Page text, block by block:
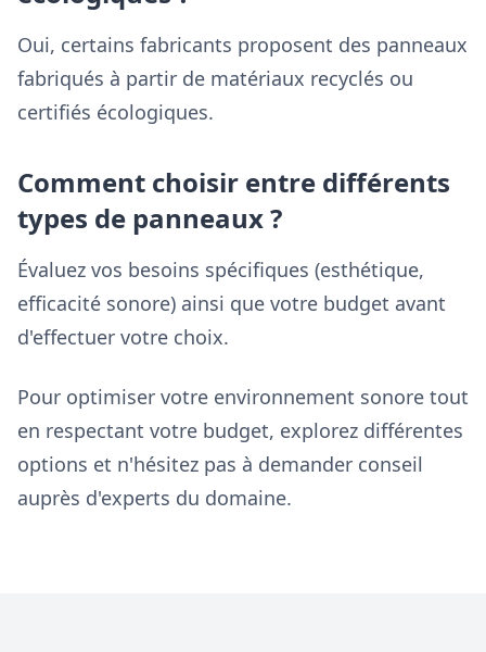
Oui, certains fabricants proposent des panneaux
fabriqués à partir de matériaux recyclés ou
certifiés écologiques.
Comment choisir entre différents
types de panneaux ?
Évaluez vos besoins spécifiques (esthétique,
efficacité sonore) ainsi que votre budget avant
d'effectuer votre choix.
Pour optimiser votre environnement sonore tout
en respectant votre budget, explorez différentes
options et n'hésitez pas à demander conseil
auprès d'experts du domaine.